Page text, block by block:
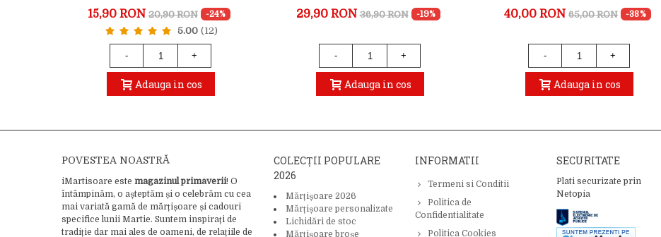
15,90 RON 20,90 RON -24%
5.00 (12)
- +
Adauga in cos
29,90 RON 36,90 RON -19%
- +
Adauga in cos
40,00 RON 65,00 RON -38%
- +
Adauga in cos
POVESTEA NOASTRĂ
iMartisoare este magazinul primăverii! O
întâmpinăm, o așteptăm și o celebrăm cu cea
mai variată gamă de mărțișoare și cadouri
specifice lunii Martie. Suntem inspirați de
tradiție dar mai ales de oameni, de relațiile de
COLECȚII POPULARE
2026
Mărțișoare 2026
Mărțișoare personalizate
Lichidări de stoc
Mărțișoare broșe
INFORMATII
Termeni si Conditii
Politica de
Confidentialitate
Politica Cookies
SECURITATE
Plati securizate prin
Netopia